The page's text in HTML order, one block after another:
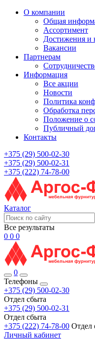
О компании
Общая
Ассортимент
Достижения и
Вакансии
Партнерам
Информация
Все акции
Новости
Политика
Обработка
Положение о
Публичный
Контакты
+375 (29) 500-02-30
+375 (29) 500-02-31
+375 (222) 74-78-00
Каталог
Все результаты
0 0 0
0
Телефоны
+375 (29) 500-02-30
Отдел сбыта
+375 (29) 500-02-31
Отдел сбыта
+375 (222) 74-78-00 Отдел
Личный кабинет